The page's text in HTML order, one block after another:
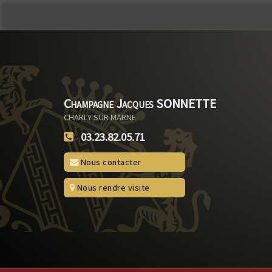
Champagne Jacques SONNETTE
CHARLY SUR MARNE
03.23.82.05.71
Nous contacter
Nous rendre visite